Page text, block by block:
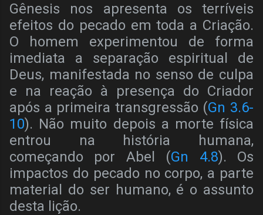
Gênesis nos apresenta os terríveis
efeitos do pecado em toda a Criação.
O homem experimentou de forma
imediata a separação espiritual de
Deus, manifestada no senso de culpa
e na reação à presença do Criador
após a primeira transgressão (Gn 3.6-
10). Não muito depois a morte física
entrou na história humana,
começando por Abel (Gn 4.8). Os
impactos do pecado no corpo, a parte
material do ser humano, é o assunto
desta lição.